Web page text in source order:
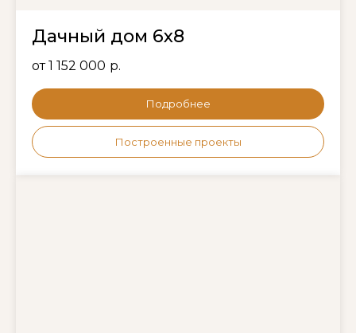
Дачный дом 6х8
от 1 152 000 р.
Подробнее
Построенные проекты